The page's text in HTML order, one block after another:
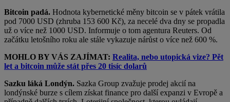
Bitcoin padá. Hodnota kybernetické měny bitcoin se v pátek vrátila
pod 7000 USD (zhruba 153 600 Kč), za necelé dva dny se propadla
už o více než 1000 USD. Informuje o tom agentura Reuters. Od
začátku letošního roku ale stále vykazuje nárůst o více než 600 %.
MOHLO BY VÁS ZAJÍMAT: Realita, nebo utopická vize? Pět
let a bitcoin může stát přes 20 tisíc dolarů
Sazku láká Londýn. Sazka Group zvažuje prodej akcií na
londýnské burze s cílem získat finance pro další expanzi v Evropě a